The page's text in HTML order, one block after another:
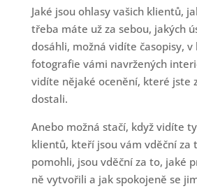
Jaké jsou ohlasy vašich klientů,
třeba máte už za sebou, jakých
dosáhli, možná vidíte časopisy, v
fotografie vámi navržených
vidíte nějaké ocenění, které jste
dostali.
Anebo možná stačí, když vidíte
klientů, kteří jsou vám vděční za
pomohli, jsou vděční za to, jaké
ně vytvořili a jak spokojeně se